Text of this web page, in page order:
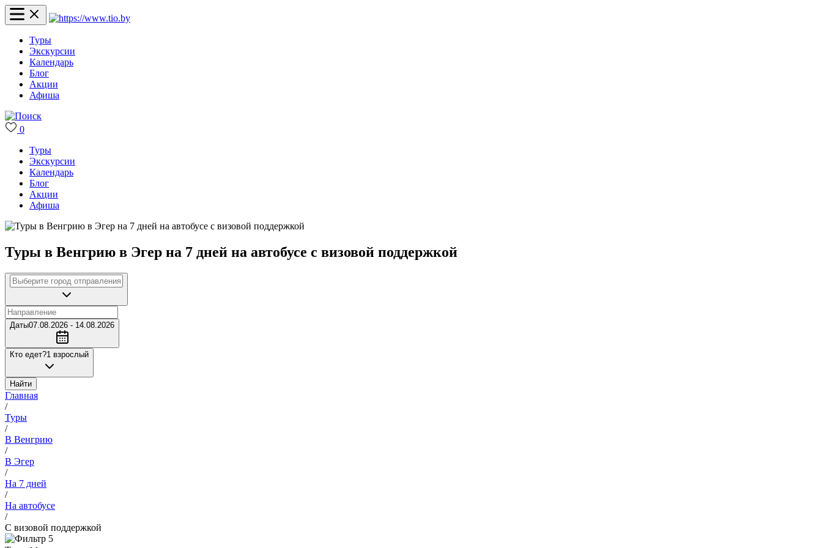
Туры
Экскурсии
Календарь
Блог
Акции
Афиша
0
Туры
Экскурсии
Календарь
Блог
Акции
Афиша
Туры в Венгрию в Эгер на 7 дней на автобусе с визовой поддержкой
Даты07.08.2026 - 14.08.2026
Кто едет?1 взрослый
Найти
Главная
/
Туры
/
В Венгрию
/
В Эгер
/
На 7 дней
/
На автобусе
/
С визовой поддержкой
5